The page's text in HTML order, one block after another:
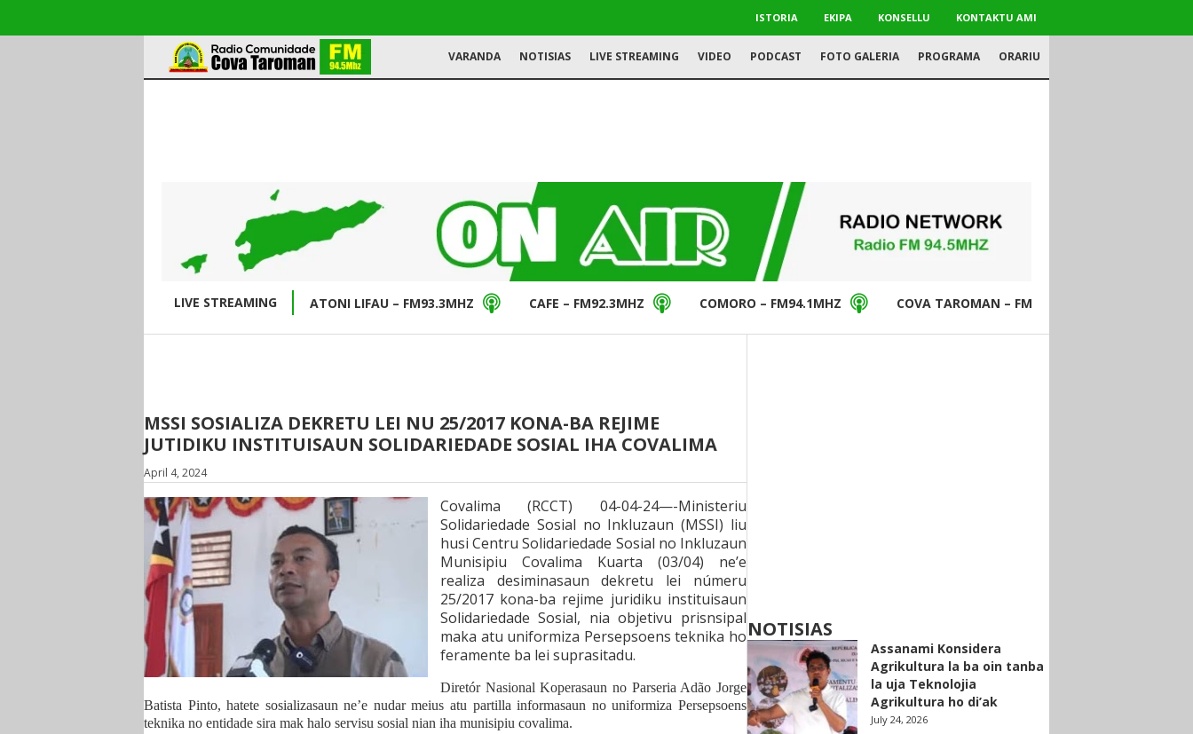
ISTORIA EKIPA KONSELLU KONTAKTU AMI
VARANDA NOTISIAS LIVE STREAMING VIDEO PODCAST FOTO GALERIA PROGRAMA ORARIU
LIVE STREAMING ATONI LIFAU – FM93.3MHZ CAFE – FM92.3MHZ COMORO – FM94.1MHZ COVA TAROMAN – FM94.5MHZ
MSSI SOSIALIZA DEKRETU LEI NU 25/2017 KONA-BA REJIME
JUTIDIKU INSTITUISAUN SOLIDARIEDADE SOSIAL IHA COVALIMA
April 4, 2024
Covalima (RCCT) 04-04-24—-Ministeriu
Solidariedade Sosial no Inkluzaun (MSSI) liu
husi Centru Solidariedade Sosial no Inkluzaun
Munisipiu Covalima Kuarta (03/04) ne’e
realiza desiminasaun dekretu lei númeru
25/2017 kona-ba rejime juridiku instituisaun
Solidariedade Sosial, nia objetivu prisnsipal
maka atu uniformiza Persepsoens teknika ho
feramente ba lei suprasitadu.
Diretór Nasional Koperasaun no Parseria Adão Jorge
Batista Pinto, hatete sosializasaun ne’e nudar meius atu partilla informasaun no uniformiza Persepsoens
teknika no entidade sira mak halo servisu sosial nian iha munisipiu covalima.
NOTISIAS
Assanami Konsidera
Agrikultura la ba oin tanba
la uja Teknolojia
Agrikultura ho di’ak
July 24, 2026